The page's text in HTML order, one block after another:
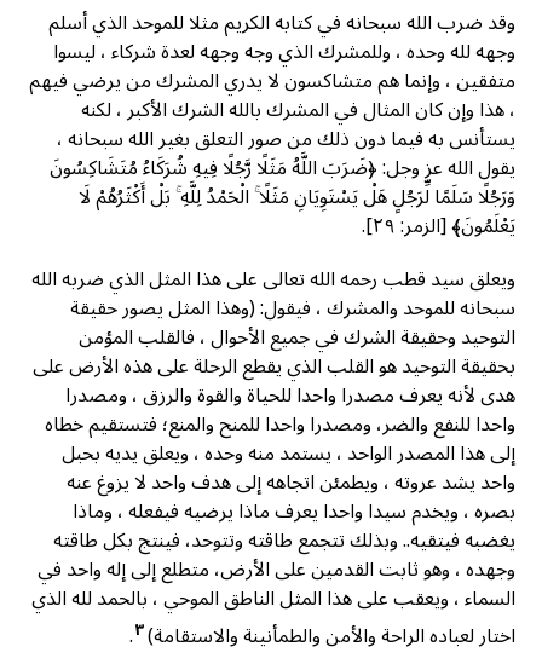
وقد ضرب الله سبحانه في كتابه الكريم مثلا للموحد الذي أسلم
وجهه لله وحده ، وللمشرك الذي وجه وجهه لعدة شركاء ، ليسوا
متفقين ، وإنما هم متشاکسون لا يدري المشرك من يرضي فيهم
، هذا وإن كان المثال في المشرك بالله الشرك الأكبر ، لكنه
يستأنس به فيما دون ذلك من صور التعلق بغير الله سبحانه ،
يقول الله عز وجل: ﴿ضَرَبَ اللَّهُ مَثَلًا رَّجُلًا فِيهِ شُرَكَاءُ مُتَشَاكِسُونَ
وَرَجُلًا سَلَمًا لِّرَجُلٍ هَلْ يَسْتَوِيَانِ مَثَلًا ۚ الْحَمْدُ لِلَّهِ ۚ بَلْ أَكْثَرُهُمْ لَا
يَعْلَمُونَ﴾ [الزمر: ۲۹].
ويعلق سید قطب رحمه الله تعالى على هذا المثل الذي ضربه الله
سبحانه للموحد والمشرك ، فيقول: (وهذا المثل يصور حقيقة
التوحيد وحقيقة الشرك في جميع الأحوال ، فالقلب المؤمن
بحقيقة التوحيد هو القلب الذي يقطع الرحلة على هذه الأرض على
هدى لأنه يعرف مصدرا واحدا للحياة والقوة والرزق ، ومصدرا
واحدا للنفع والضر، ومصدرا واحدا للمنح والمنع؛ فتستقيم خطاه
إلى هذا المصدر الواحد ، يستمد منه وحده ، ويعلق يديه بحبل
واحد يشد عروته ، ويطمئن اتجاهه إلى هدف واحد لا يزوغ عنه
بصره ، ويخدم سیدا واحدا يعرف ماذا يرضيه فيفعله ، وماذا
يغضبه فيتقيه.. وبذلك تتجمع طاقته وتتوحد، فينتج بكل طاقته
وجهده ، وهو ثابت القدمين على الأرض، متطلع إلى إله واحد في
السماء ، ويعقب على هذا المثل الناطق الموحي ، بالحمد لله الذي
اختار لعباده الراحة والأمن والطمأنينة والاستقامة)٣.